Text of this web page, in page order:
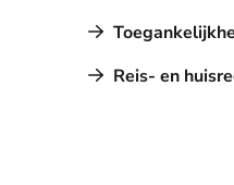
Reis- en